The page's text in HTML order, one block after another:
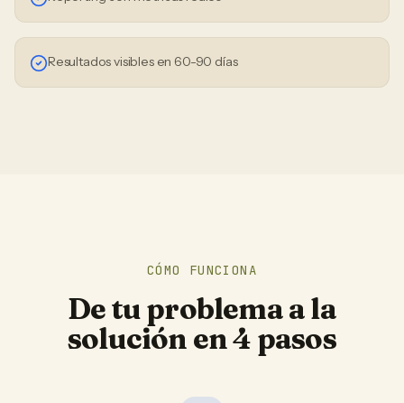
Resultados visibles en 60-90 días
CÓMO FUNCIONA
De tu problema a la
solución en 4 pasos